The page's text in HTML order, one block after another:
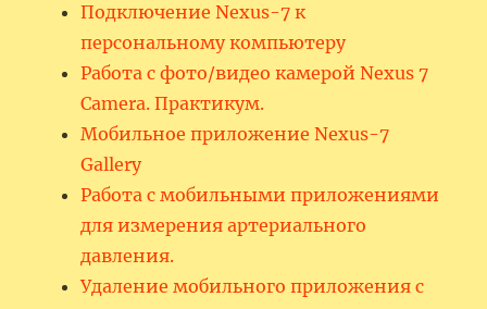
Подключение Nexus-7 к
персональному компьютеру
Работа с фото/видео камерой Nexus 7
Camera. Практикум.
Мобильное приложение Nexus-7
Gallery
Работа с мобильными приложениями
для измерения артериального
давления.
Удаление мобильного приложения с